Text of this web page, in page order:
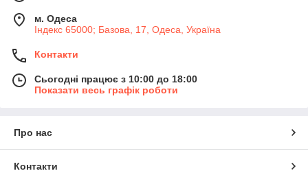
м. Одеса
Індекс 65000; Базова, 17, Одеса, Україна
Контакти
Сьогодні працює з 10:00 до 18:00
Показати весь графік роботи
Про нас
Контакти